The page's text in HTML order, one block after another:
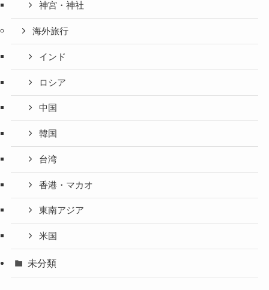
神宮・神社
海外旅行
インド
ロシア
中国
韓国
台湾
香港・マカオ
東南アジア
米国
未分類